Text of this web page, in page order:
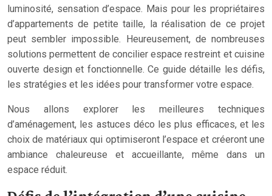
luminosité, sensation d’espace. Mais pour les propriétaires
d’appartements de petite taille, la réalisation de ce projet
peut sembler impossible. Heureusement, de nombreuses
solutions permettent de concilier espace restreint et cuisine
ouverte design et fonctionnelle. Ce guide détaille les défis,
les stratégies et les idées pour transformer votre espace.
Nous allons explorer les meilleures techniques
d’aménagement, les astuces déco les plus efficaces, et les
choix de matériaux qui optimiseront l’espace et créeront une
ambiance chaleureuse et accueillante, même dans un
espace réduit.